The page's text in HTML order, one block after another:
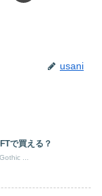
usani
で買える？
...